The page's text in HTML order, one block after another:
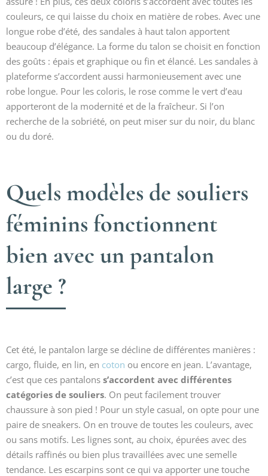
couleurs, ce qui laisse du choix en matière de robes. Avec une
longue robe d’été, des sandales à haut talon apportent
beaucoup d’élégance. La forme du talon se choisit en fonction
des goûts : épais et graphique ou fin et élancé. Les sandales à
plateforme s’accordent aussi harmonieusement avec une
robe longue. Pour les coloris, le rose comme le vert d’eau
apporteront de la modernité et de la fraîcheur. Si l’on
recherche de la sobriété, on peut miser sur du noir, du blanc
ou du doré.
Quels modèles de souliers
féminins fonctionnent
bien avec un pantalon
large ?
Cet été, le pantalon large se décline de différentes manières :
cargo, fluide, en lin, en coton ou encore en jean. L’avantage,
c’est que ces pantalons s’accordent avec différentes
catégories de souliers. On peut facilement trouver
chaussure à son pied ! Pour un style casual, on opte pour une
paire de sneakers. On en trouve de toutes les couleurs, avec
ou sans motifs. Les lignes sont, au choix, épurées avec des
détails raffinés ou bien plus travaillées avec une semelle
tendance. Les escarpins sont ce qui va apporter une touche